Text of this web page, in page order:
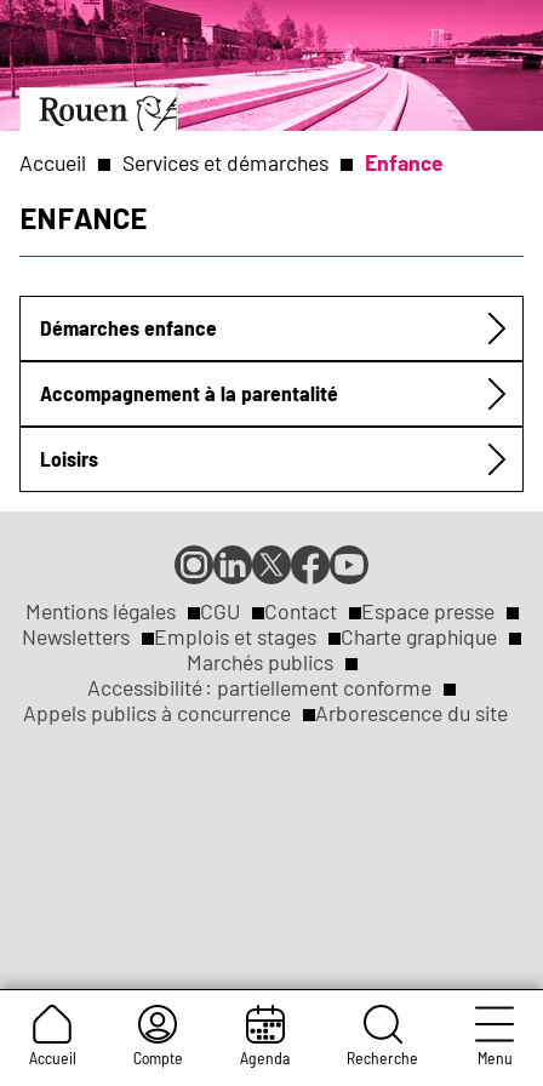
Aller
au
contenu
principal
Aller
à
page
Slide
1
of
1
Accueil Compte Agenda Recherche Menu
Fil
d'Ariane
Accueil Services et démarches Enfance
Enfance
Submenu
Démarches enfance
Accompagnement à la parentalité
Loisirs
Réseaux
sociaux
Compte
Instagram
de
la
ville
de
Rouen
Compte
LinkedIn
de
la
ville
de
Rouen
Compte
X
de
la
ville
de
Rouen
Page
Facebook
de
la
ville
de
Rouen
Page
YouTube
de
la
ville
de
Rouen
Liens
légaux
Mentions légales CGU Contact
Espace presse
Newsletters
Emplois et stages
Charte graphique
Marchés publics
Accessibilité : partiellement conforme
Appels publics à concurrence
Arborescence du site